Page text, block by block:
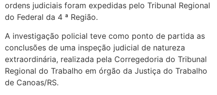
ordens judiciais foram expedidas pelo Tribunal Regional
do Federal da 4 ª Região.
A investigação policial teve como ponto de partida as
conclusões de uma inspeção judicial de natureza
extraordinária, realizada pela Corregedoria do Tribunal
Regional do Trabalho em órgão da Justiça do Trabalho
de Canoas/RS.